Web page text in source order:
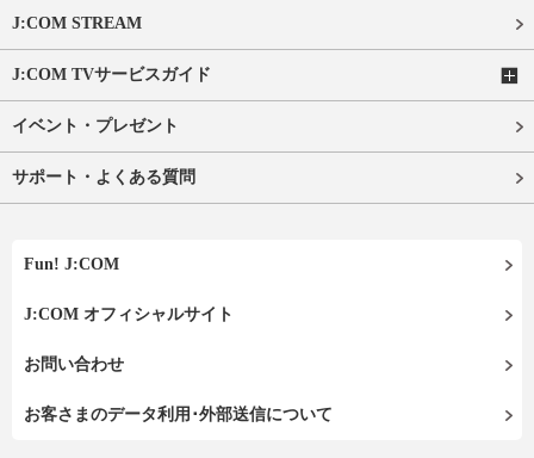
J:COM STREAM
J:COM TVサービスガイド
イベント・プレゼント
サポート・よくある質問
Fun! J:COM
J:COM オフィシャルサイト
お問い合わせ
お客さまのデータ利用･外部送信について